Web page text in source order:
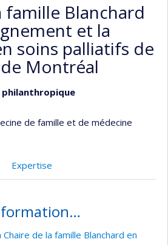
famille Blanchard
et la
soins palliatifs de
Montréal
philanthropique
de famille et de médecine
Expertise
de la famille Blanchard en